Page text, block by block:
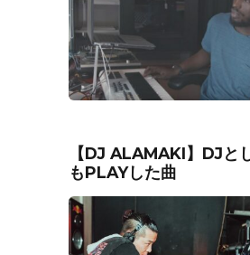
【DJ ALAMAKI】DJと
もPLAYした曲